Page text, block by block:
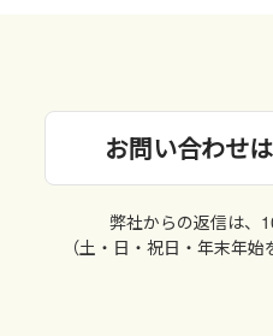
お問い合わせ
弊社からの返信は、
（土・日・祝日・年末年始